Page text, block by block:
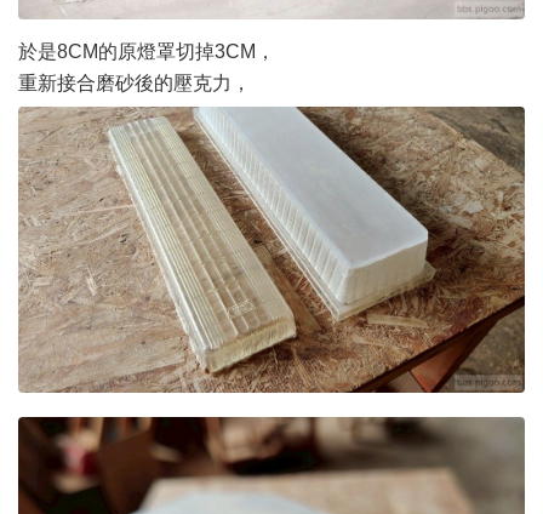
於是8CM的原燈罩切掉3CM，
重新接合磨砂後的壓克力，